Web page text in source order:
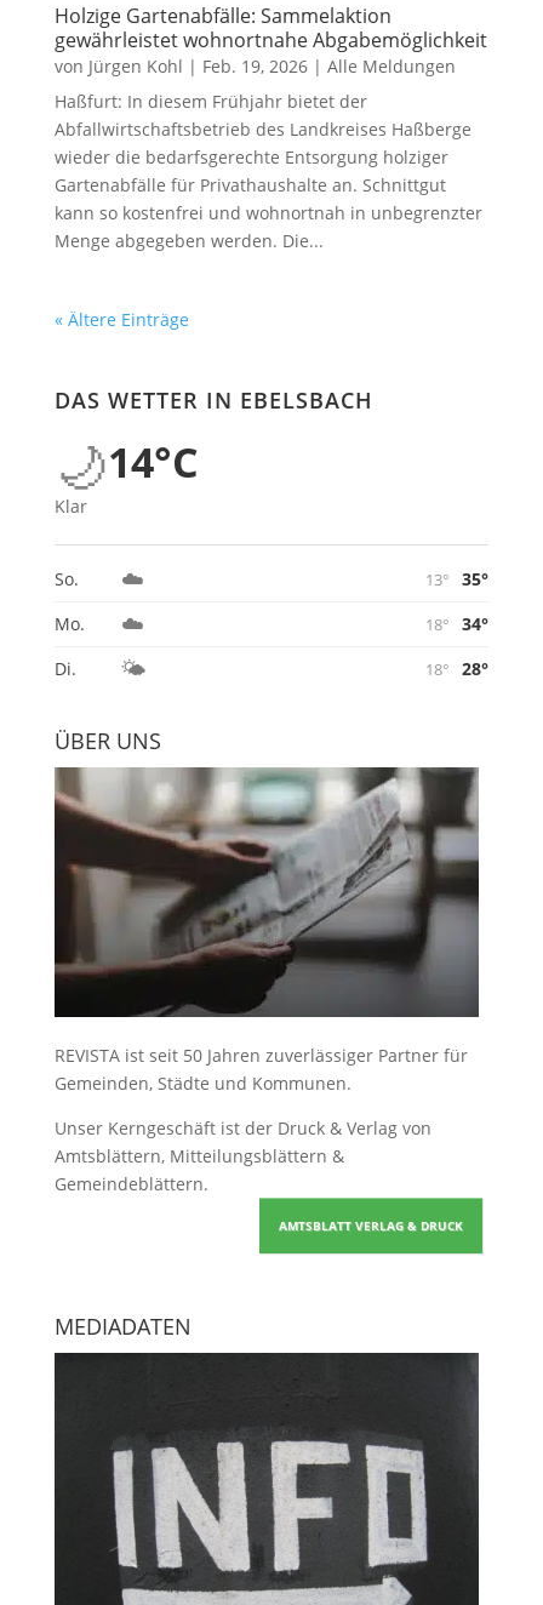
Holzige Gartenabfälle: Sammelaktion
gewährleistet wohnortnahe Abgabemöglichkeit
von Jürgen Kohl | Feb. 19, 2026| Alle Meldungen
Haßfurt: In diesem Frühjahr bietet der
Abfallwirtschaftsbetrieb des Landkreises Haßberge
wieder die bedarfsgerechte Entsorgung holziger
Gartenabfälle für Privathaushalte an. Schnittgut
kann so kostenfrei und wohnortnah in unbegrenzter
Menge abgegeben werden. Die...
« Ältere Einträge
DAS WETTER IN EBELSBACH
🌙14°C
Klar
So. ☁️ 13°
35°
Mo.
☁️ 18°
34°
Di.
🌤️ 18° 28°
ÜBER UNS
REVISTA ist seit 50 Jahren zuverlässiger Partner für
Gemeinden, Städte und Kommunen.
Unser Kerngeschäft ist der Druck & Verlag von
Amtsblättern, Mitteilungsblättern &
Gemeindeblättern.
AMTSBLATT VERLAG & DRUCK
MEDIADATEN